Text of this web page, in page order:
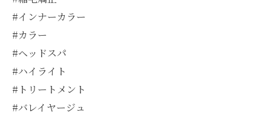
#インナーカラー
#カラー
#ヘッドスパ
#ハイライト
#トリートメント
#バレイヤージュ